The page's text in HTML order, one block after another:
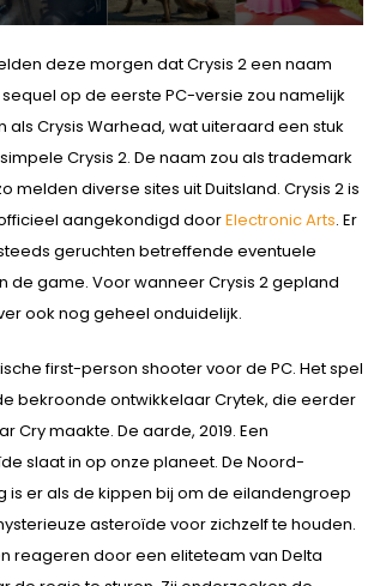
deze morgen dat Crysis 2 een naam
op de eerste PC-versie zou namelijk
als Crysis Warhead, wat uiteraard een stuk
Crysis 2. De naam zou als trademark
melden diverse sites uit Duitsland. Crysis 2 is
aangekondigd doorElectronic Arts. Er
geruchten betreffende eventuele
de game. Voor wanneer Crysis 2 gepland
ook nog geheel onduidelijk.
first-person shooter voor de PC. Het spel
bekroonde ontwikkelaar Crytek, die eerder
Cry maakte. De aarde, 2019. Een
slaat in op onze planeet. De Noord-
is er als de kippen bij om de eilandengroep
asteroïde voor zichzelf te houden.
reageren door een eliteteam van Delta